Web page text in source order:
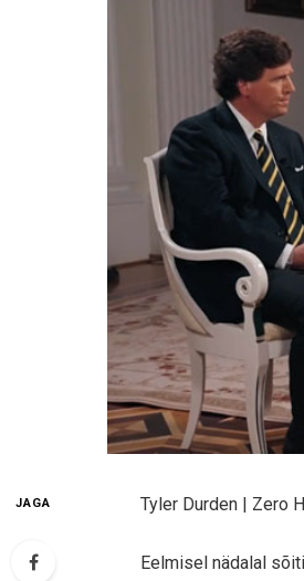
JAGA Tyler Durden | Zero
Eelmisel nädalal